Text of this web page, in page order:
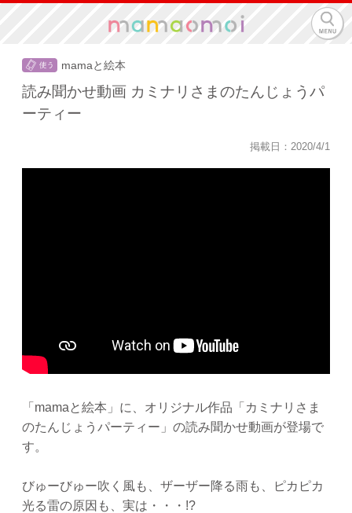
mamaと絵本
読み聞かせ動画 カミナリさまのたんじょうパ
ーティー
掲載日：2020/4/1
「mamaと絵本」に、オリジナル作品「カミナリさま
のたんじょうパーティー」の読み聞かせ動画が登場で
す。
びゅーびゅー吹く風も、ザーザー降る雨も、ピカピカ
光る雷の原因も、実は・・・!?